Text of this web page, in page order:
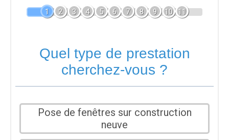
1 2 3 4 5 6 7 8 9 10 11
Quel type de prestation
cherchez-vous ?
Pose de fenêtres sur construction
neuve